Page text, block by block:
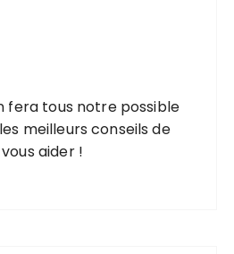
fera tous notre possible
meilleurs conseils de
aider !